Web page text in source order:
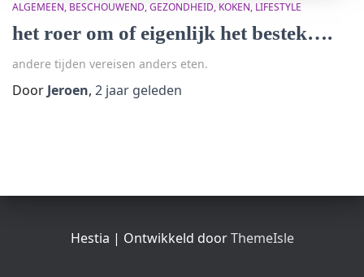
ALGEMEEN BESCHOUWEND GEZONDHEID KOKEN LIFESTYLE
het roer om of eigenlijk het bestek….
andere tijden vereisen anders eten.
Door Jeroen, 2 jaar geleden
Hestia | Ontwikkeld doorThemeIsle